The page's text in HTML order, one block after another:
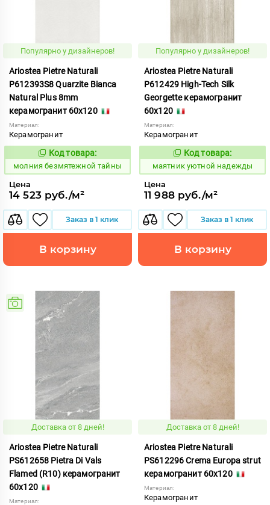
Популярно у дизайнеров!
Ariostea Pietre Naturali
P612393S8 Quarzite Bianca
Natural Plus 8mm
керамогранит 60x120
Материал:
Керамогранит
1000601
Код товара:
молния безмятежной тайны
Цена
14 523 руб./м²
Заказ в 1 клик
В корзину
Популярно у дизайнеров!
Ariostea Pietre Naturali
P612429 High-Tech Silk
Georgette керамогранит
60x120
Материал:
Керамогранит
935682
Код товара:
маятник уютной надежды
Цена
11 988 руб./м²
Заказ в 1 клик
В корзину
Доставка от 8 дней!
Ariostea Pietre Naturali
PS612658 Pietra Di Vals
Flamed (R10) керамогранит
60x120
Материал:
Доставка от 8 дней!
Ariostea Pietre Naturali
PS612296 Crema Europa strut
керамогранит 60x120
Материал:
Керамогранит